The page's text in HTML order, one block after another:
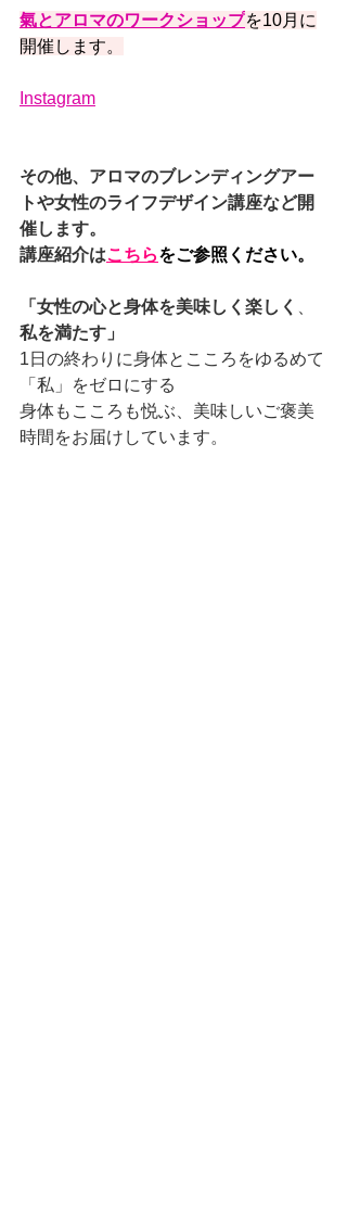
氣とアロマのワークショップを10月に
開催します。
Instagram
その他、アロマのブレンディングアー
トや女性のライフデザイン講座など開
催します。
講座紹介はこちらをご参照ください。
「女性の心と身体を美味しく楽しく
私を満たす」
1日の終わりに身体とこころをゆるめて
「私」をゼロにする
身体もこころも悦ぶ、美味しいご褒美
時間をお届けしています。